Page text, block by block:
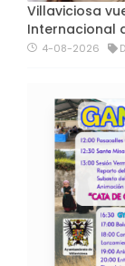
Villaviciosa
Internacional
4-08-2026